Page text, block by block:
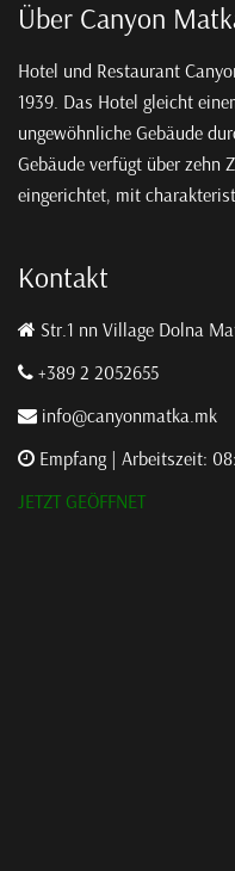
Über Canyon
Hotel und Restaurant
1939. Das Hotel gleicht
ungewöhnliche Gebäude
Gebäude verfügt über zehn
eingerichtet, mit
Kontakt
Str.1 nn Village Dolna
+389 2 2052655
info@canyonmatka.mk
Empfang | Arbeitszeit:
JETZT GEÖFFNET